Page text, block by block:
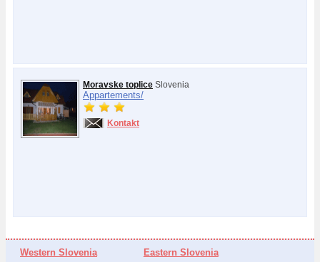
Moravske toplice Slovenia
Appartements/
Kontakt
Western Slovenia Eastern Slovenia